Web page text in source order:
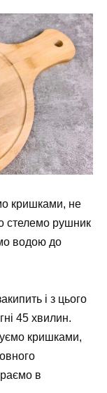
кришками, не
стелемо рушник
водою до
і з цього
45 хвилин.
кришками,
в